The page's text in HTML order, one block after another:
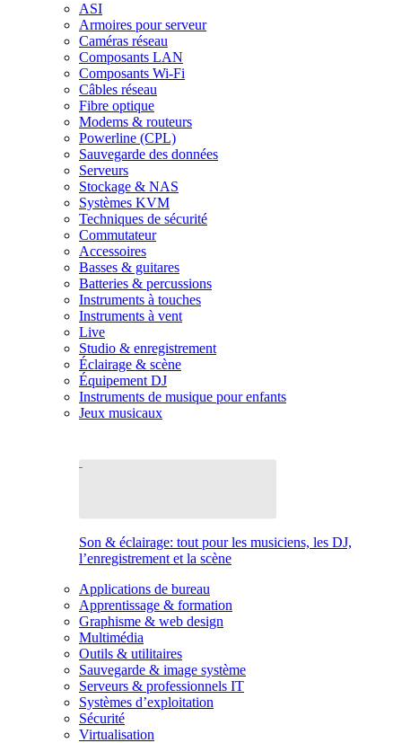
ASI
Armoires pour serveur
Caméras réseau
Composants LAN
Composants Wi-Fi
Câbles réseau
Fibre optique
Modems & routeurs
Powerline (CPL)
Sauvegarde des données
Serveurs
Stockage & NAS
Systèmes KVM
Techniques de sécurité
Commutateur
Accessoires
Basses & guitares
Batteries & percussions
Instruments à touches
Instruments à vent
Live
Studio & enregistrement
Éclairage & scène
Équipement DJ
Instruments de musique pour enfants
Jeux musicaux
Son & éclairage: tout pour les musiciens, les DJ,
l’enregistrement et la scène
Applications de bureau
Apprentissage & formation
Graphisme & web design
Multimédia
Outils & utilitaires
Sauvegarde & image système
Serveurs & professionnels IT
Systèmes d’exploitation
Sécurité
Virtualisation